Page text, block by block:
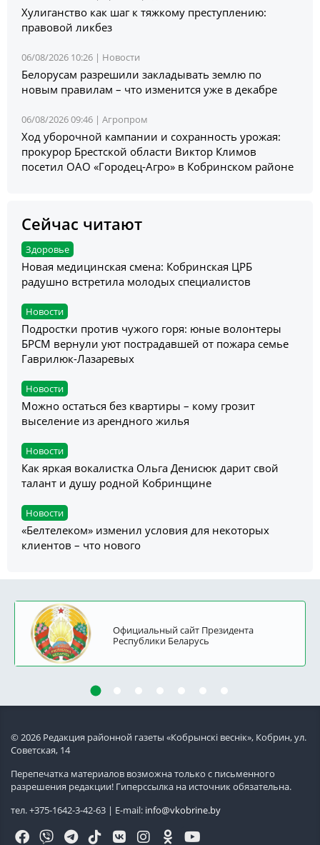
Хулиганство как шаг к тяжкому преступлению:
правовой ликбез
06/08/2026 10:26 | Новости
Белорусам разрешили закладывать землю по
новым правилам – что изменится уже в декабре
06/08/2026 09:46 | Агропром
Ход уборочной кампании и сохранность урожая:
прокурор Брестской области Виктор Климов
посетил ОАО «Городец-Агро» в Кобринском районе
Сейчас читают
Здоровье
Новая медицинская смена: Кобринская ЦРБ
радушно встретила молодых специалистов
Новости
Подростки против чужого горя: юные волонтеры
БРСМ вернули уют пострадавшей от пожара семье
Гаврилюк-Лазаревых
Новости
Можно остаться без квартиры – кому грозит
выселение из арендного жилья
Новости
Как яркая вокалистка Ольга Денисюк дарит свой
талант и душу родной Кобринщине
Новости
«Белтелеком» изменил условия для некоторых
клиентов – что нового
Официальный сайт Президента
Республики Беларусь
© 2026 Редакция районной газеты «Кобрынскi веснiк», Кобрин, ул.
Советская, 14
Перепечатка материалов возможна только с письменного
разрешения редакции! Гиперссылка на источник обязательна.
тел. +375-1642-3-42-63 | E-mail: info@vkobrine.by